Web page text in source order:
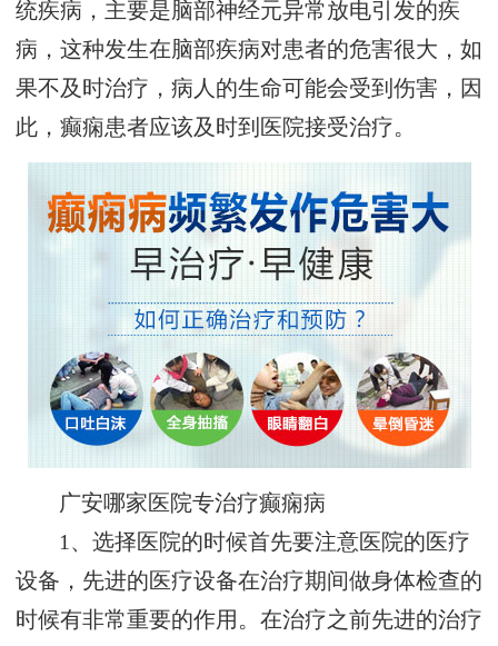
统疾病，主要是脑部神经元异常放电引发的疾
病，这种发生在脑部疾病对患者的危害很大，如
果不及时治疗，病人的生命可能会受到伤害，因
此，癫痫患者应该及时到医院接受治疗。
广安哪家医院专治疗癫痫病
1、选择医院的时候首先要注意医院的医疗
设备，先进的医疗设备在治疗期间做身体检查的
时候有非常重要的作用。在治疗之前先进的治疗